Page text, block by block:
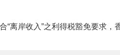
离岸收入”之利得税豁免要求，